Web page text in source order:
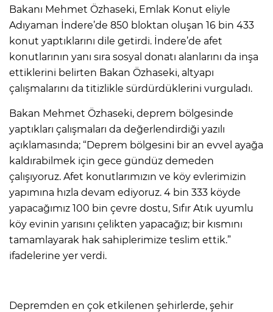
Bakanı Mehmet Özhaseki, Emlak Konut eliyle
Adıyaman İndere’de 850 bloktan oluşan 16 bin 433
konut yaptıklarını dile getirdi. İndere’de afet
konutlarının yanı sıra sosyal donatı alanlarını da inşa
ettiklerini belirten Bakan Özhaseki, altyapı
çalışmalarını da titizlikle sürdürdüklerini vurguladı.
Bakan Mehmet Özhaseki, deprem bölgesinde
yaptıkları çalışmaları da değerlendirdiği yazılı
açıklamasında; “Deprem bölgesini bir an evvel ayağa
kaldırabilmek için gece gündüz demeden
çalışıyoruz. Afet konutlarımızın ve köy evlerimizin
yapımına hızla devam ediyoruz. 4 bin 333 köyde
yapacağımız 100 bin çevre dostu, Sıfır Atık uyumlu
köy evinin yarısını çelikten yapacağız; bir kısmını
tamamlayarak hak sahiplerimize teslim ettik.”
ifadelerine yer verdi.
Depremden en çok etkilenen şehirlerde, şehir